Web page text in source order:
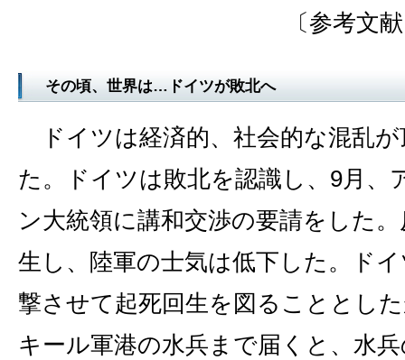
〔参考文
その頃、世界は…ドイツが敗北へ
ドイツは経済的、社会的な混乱
た。ドイツは敗北を認識し、9月、
ン大統領に講和交渉の要請をした
生し、陸軍の士気は低下した。ド
撃させて起死回生を図ることとし
キール軍港の水兵まで届くと、水